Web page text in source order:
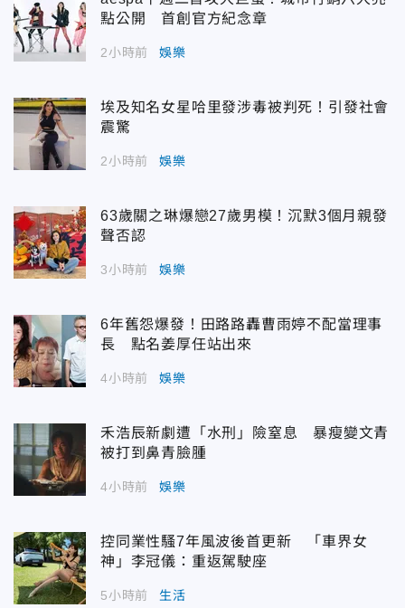
點公開 首創官方紀念章
2小時前 娛樂
埃及知名女星哈里發涉毒被判死！引發社會
震驚
2小時前 娛樂
63歲關之琳爆戀27歲男模！沉默3個月親發
聲否認
3小時前 娛樂
6年舊怨爆發！田路路轟曹雨婷不配當理事
長 點名姜厚任站出來
4小時前 娛樂
禾浩辰新劇遭「水刑」險窒息 暴瘦變文青
被打到鼻青臉腫
4小時前 娛樂
控同業性騷7年風波後首更新 「車界女
神」李冠儀：重返駕駛座
5小時前 生活